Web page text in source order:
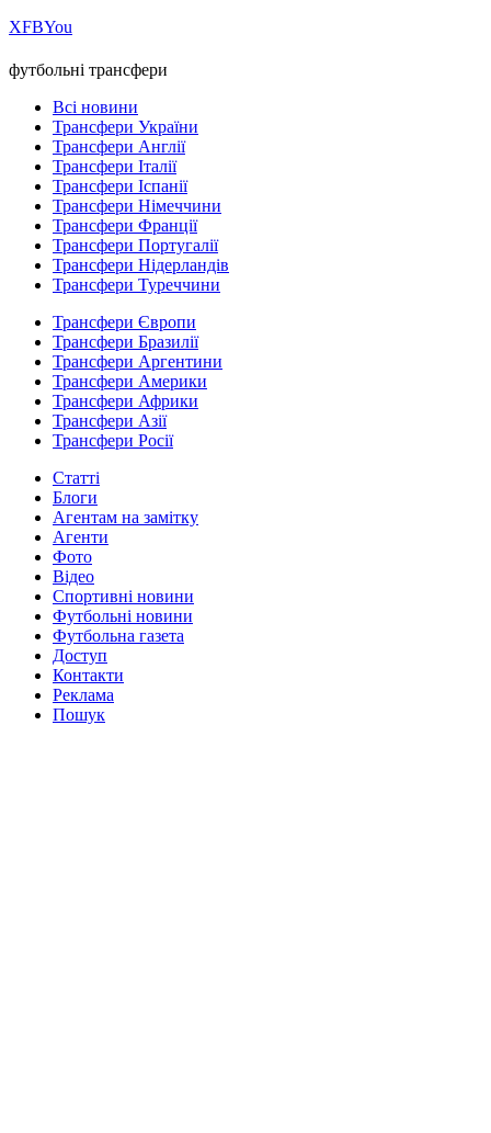
ХFBYou
футбольні трансфери
Всі новини
Трансфери України
Трансфери Англії
Трансфери Італії
Трансфери Іспанії
Трансфери Німеччини
Трансфери Франції
Трансфери Португалії
Трансфери Нідерландів
Трансфери Туреччини
Трансфери Європи
Трансфери Бразилії
Трансфери Аргентини
Трансфери Америки
Трансфери Африки
Трансфери Азії
Трансфери Росії
Статті
Блоги
Агентам на замітку
Агенти
Фото
Відео
Спортивні новини
Футбольні новини
Футбольна газета
Доступ
Контакти
Реклама
Пошук